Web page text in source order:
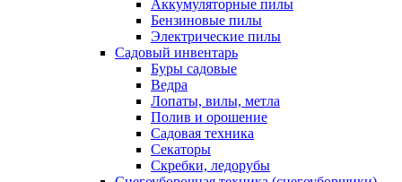
Аккумуляторные пилы
Бензиновые пилы
Электрические пилы
Садовый инвентарь
Буры садовые
Ведра
Лопаты, вилы, метла
Полив и орошение
Садовая техника
Секаторы
Скребки, ледорубы